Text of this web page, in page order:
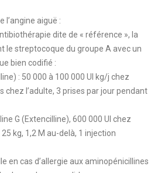
l’angine aiguë :
dite de « référence », la
le streptocoque du groupe A avec un
bien codifié :
: 50 000 à 100 000 UI kg/j chez
chez l’adulte, 3 prises par jour pendant
G (Extencilline), 600 000 UI chez
kg, 1,2 M au-delà, 1 injection
en cas d’allergie aux aminopénicillines